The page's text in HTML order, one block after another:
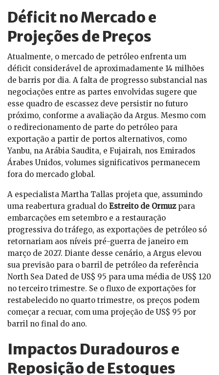
Déficit no Mercado e
Projeções de Preços
Atualmente, o mercado de petróleo enfrenta um
déficit considerável de aproximadamente 14 milhões
de barris por dia. A falta de progresso substancial nas
negociações entre as partes envolvidas sugere que
esse quadro de escassez deve persistir no futuro
próximo, conforme a avaliação da Argus. Mesmo com
o redirecionamento de parte do petróleo para
exportação a partir de portos alternativos, como
Yanbu, na Arábia Saudita, e Fujairah, nos Emirados
Árabes Unidos, volumes significativos permanecem
fora do mercado global.
A especialista Martha Tallas projeta que, assumindo
uma reabertura gradual do Estreito de Ormuzpara
embarcações em setembro e a restauração
progressiva do tráfego, as exportações de petróleo só
retornariam aos níveis pré-guerra de janeiro em
março de 2027. Diante desse cenário, a Argus elevou
sua previsão para o barril de petróleo da referência
North Sea Dated de US$ 95 para uma média de US$ 120
no terceiro trimestre. Se o fluxo de exportações for
restabelecido no quarto trimestre, os preços podem
começar a recuar, com uma projeção de US$ 95 por
barril no final do ano.
Impactos Duradouros e
Reposição de Estoques